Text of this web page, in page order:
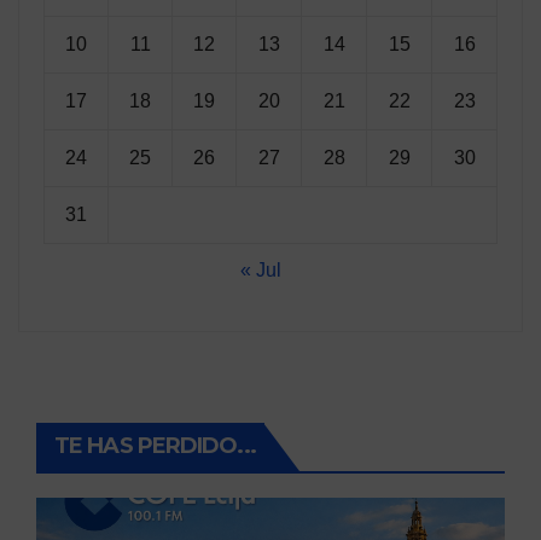
10 11 12 13 14 15 16
17 18 19 20 21 22 23
24 25 26 27 28 29 30
31
« Jul
TE HAS PERDIDO...